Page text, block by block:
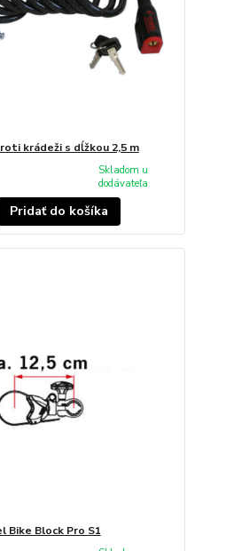
krádeži s dĺžkou 2,5 m
Skladom u
dodávateľa
Pridať do košíka
Bike Block Pro S1